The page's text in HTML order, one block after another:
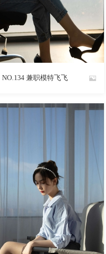
2971 阅读 0 回复
兼职模特飞飞